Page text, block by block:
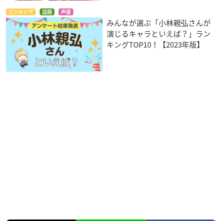
ランキング 話題 声優
みんなが選ぶ「小林親弘さんが
演じるキャラといえば？」ラン
キングTOP10！【2023年版】